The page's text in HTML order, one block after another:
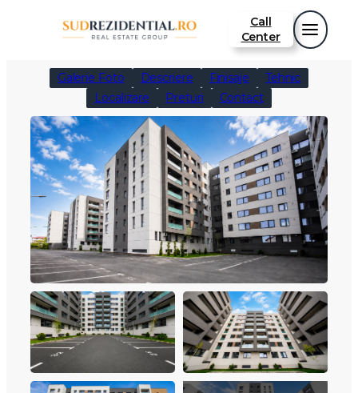
Call
Center
Galerie Foto Descriere Finisaje
Tehnic
Localizare
Preturi Contact